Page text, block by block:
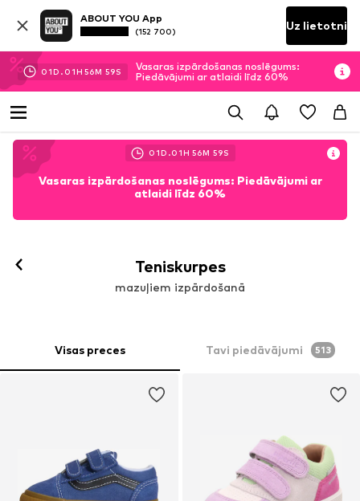
ABOUT YOU App
(152 700) Uz lietotni
01D. 01H 56M 57S
Vasaras izpārdošanas noslēgums:
Piedāvājumi ar atlaidi līdz 60%
01D.01H 56M 57S
Vasaras izpārdošanas noslēgums: Piedāvājumi ar
atlaidi līdz 60%
Teniskurpes
mazuļiem izpārdošanā
Visas preces Tavi piedāvājumi 513